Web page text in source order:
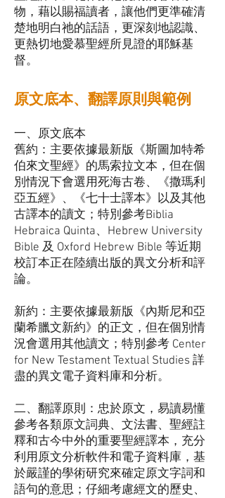
物，藉以賜福讀者，讓他們更準確清
楚地明白祂的話語，更深刻地認識、
更熱切地愛慕聖經所見證的耶穌基
督。
原文底本、翻譯原則與範例
一、原文底本
舊約：主要依據最新版《斯圖加特希
伯來文聖經》的馬索拉文本，但在個
別情況下會選用死海古卷、《撒瑪利
亞五經》、《七十士譯本》以及其他
古譯本的讀文；特別參考Biblia
Hebraica Quinta、Hebrew University
Bible 及 Oxford Hebrew Bible 等近期
校訂本正在陸續出版的異文分析和評
論。
新約：主要依據最新版《內斯尼和亞
蘭希臘文新約》的正文，但在個別情
況會選用其他讀文；特別參考 Center
for New Testament Textual Studies 詳
盡的異文電子資料庫和分析。
二、翻譯原則：忠於原文，易讀易懂
參考各類原文詞典、文法書、聖經註
釋和古今中外的重要聖經譯本，充分
利用原文分析軟件和電子資料庫，基
於嚴謹的學術研究來確定原文字詞和
語句的意思；仔細考慮經文的歷史、